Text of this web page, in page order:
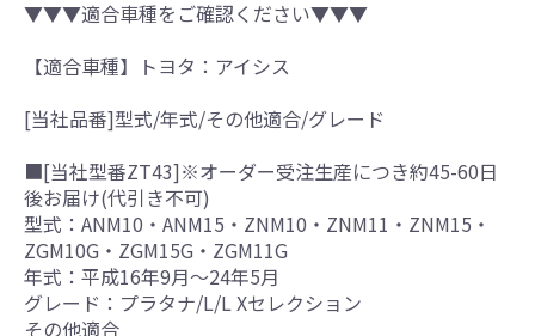
▼▼▼適合車種をご確認ください▼▼▼
【適合車種】トヨタ：アイシス
[当社品番]型式/年式/その他適合/グレード
■[当社型番ZT43]※オーダー受注生産につき約45-60日
後お届け(代引き不可)
型式：ANM10・ANM15・ZNM10・ZNM11・ZNM15・
ZGM10G・ZGM15G・ZGM11G
年式：平成16年9月～24年5月
グレード：プラタナ/L/L Xセレクション
その他適合